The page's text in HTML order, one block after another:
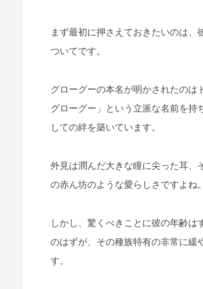
まず最初に押さえておきたいのは
ついてです。
グローグーの本名が明かされたのは
グローグー」という立派な名前を持
しての絆を築いています。
外見は潤んだ大きな瞳に尖った耳、
の赤ん坊のような愛らしさですよね。
しかし、驚くべきことに彼の年齢
のはずが、その種族特有の非常に緩
す。